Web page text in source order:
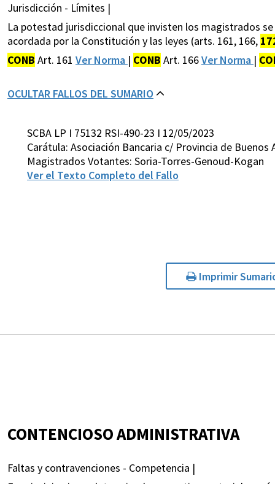
Jurisdicción - Límites |
La potestad jurisdiccional que invisten los magistrados
acordada por la Constitución y las leyes (arts. 161, 166,
CONB Art. 161 Ver Norma | CONB Art. 166Ver Norma |
OCULTAR FALLOS DEL SUMARIO
SCBA LP I 75132 RSI-490-23 I 12/05/2023
Carátula: Asociación Bancaria c/ Provincia de
Magistrados Votantes: Soria-Torres-Genoud-Kogan
Ver el Texto Completo del Fallo
Imprimir
CONTENCIOSO ADMINISTRATIVA
Faltas y contravenciones - Competencia |